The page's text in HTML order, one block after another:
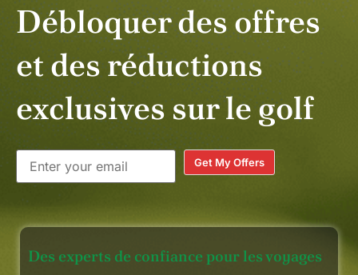
Débloquer des offres
et des réductions
exclusives sur le golf
Get My Offers
Des experts de confiance pour les voyages